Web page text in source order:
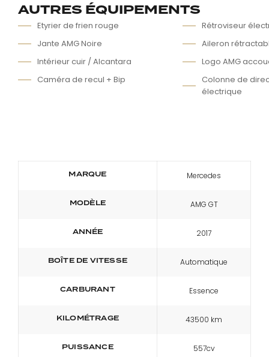
AUTRES ÉQUIPEMENTS
Etyrier de frien rouge
Jante AMG Noire
Intérieur cuir / Alcantara
Caméra de recul + Bip
Rétroviseur
Aileron
Logo AMG
Colonne de
électrique
MARQUE Mercedes
MODÈLE AMG GT
ANNÉE 2017
BOÎTE DE VITESSE Automatique
CARBURANT Essence
KILOMÉTRAGE 43500 km
PUISSANCE 557cv